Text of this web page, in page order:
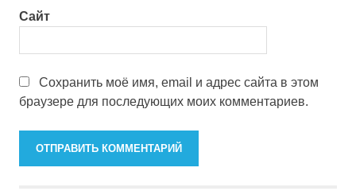
Сайт
Сохранить моё имя, email и адрес сайта в этом
браузере для последующих моих комментариев.